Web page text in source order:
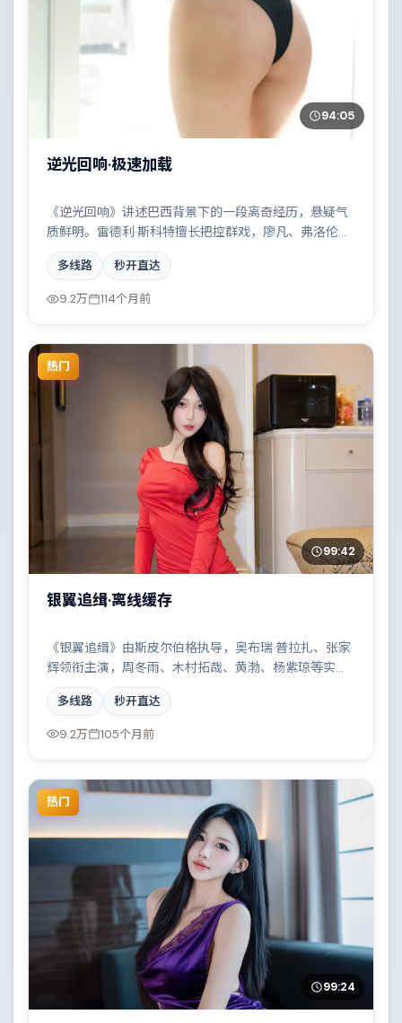
94:05
逆光回响·极速加载
《逆光回响》讲述巴西背景下的一段离奇经历，悬疑气
质鲜明。雷德利·斯科特擅长把控群戏，廖凡、弗洛伦斯·
皮尤、基里安·墨菲、马东锡共同撑起复杂人物关系，科
技伦理与情感羁绊形成强烈对撞。
多线路 秒开直达
9.2万 114个月前
热门
99:42
银翼追缉·离线缓存
《银翼追缉》由斯皮尔伯格执导，奥布瑞·普拉扎、张家
辉领衔主演，周冬雨、木村拓哉、黄渤、杨紫琼等实力
加盟，是一部热血燃情的犯罪作品。故事主要发生在西
班牙，雨夜、旧楼与一封未寄出的信构成叙事起点。影
片在视听语言与叙事节奏上均有突破，适合喜欢深度叙
多线路 秒开直达
9.2万 105个月前
热门
99:24